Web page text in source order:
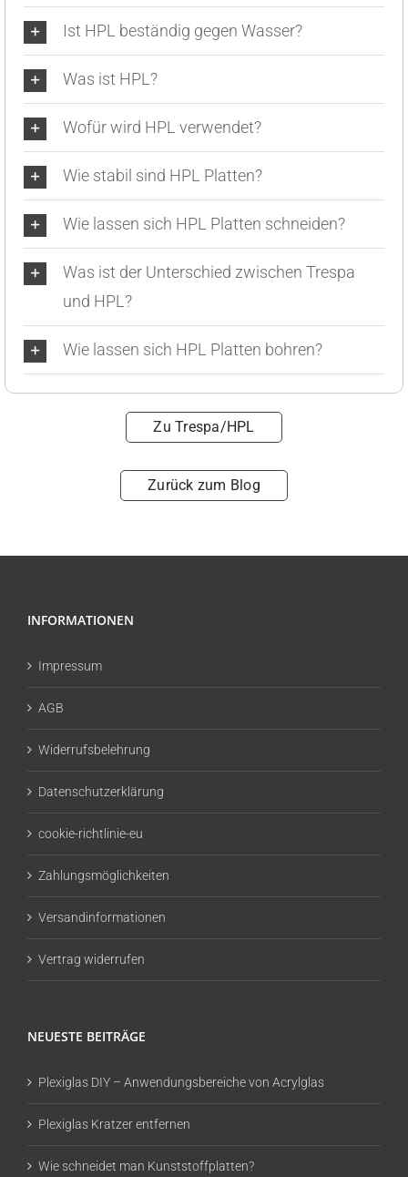
Ist HPL beständig gegen Wasser?
Was ist HPL?
Wofür wird HPL verwendet?
Wie stabil sind HPL Platten?
Wie lassen sich HPL Platten schneiden?
Was ist der Unterschied zwischen Trespa
und HPL?
Wie lassen sich HPL Platten bohren?
Zu Trespa/HPL
Zurück zum Blog
INFORMATIONEN
Impressum
AGB
Widerrufsbelehrung
Datenschutzerklärung
cookie-richtlinie-eu
Zahlungsmöglichkeiten
Versandinformationen
Vertrag widerrufen
NEUESTE BEITRÄGE
Plexiglas DIY – Anwendungsbereiche von Acrylglas
Plexiglas Kratzer entfernen
Wie schneidet man Kunststoffplatten?